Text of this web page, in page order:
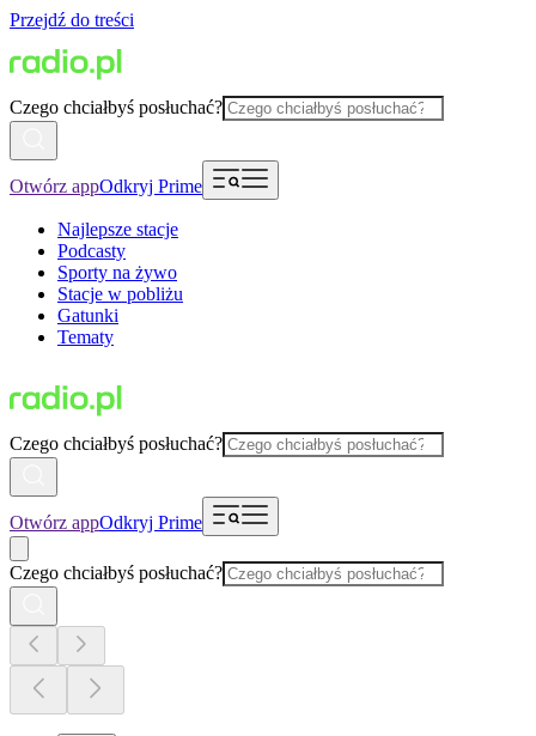
Przejdź do treści
Czego chciałbyś posłuchać?
Otwórz appOdkryj Prime
Najlepsze stacje
Podcasty
Sporty na żywo
Stacje w pobliżu
Gatunki
Tematy
Czego chciałbyś posłuchać?
Otwórz appOdkryj Prime
Czego chciałbyś posłuchać?